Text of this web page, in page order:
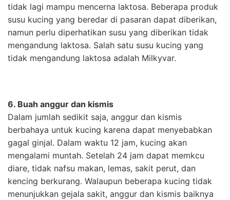
tidak lagi mampu mencerna laktosa. Beberapa produk
susu kucing yang beredar di pasaran dapat diberikan,
namun perlu diperhatikan susu yang diberikan tidak
mengandung laktosa. Salah satu susu kucing yang
tidak mengandung laktosa adalah Milkyvar.
6. Buah anggur dan kismis
Dalam jumlah sedikit saja, anggur dan kismis
berbahaya untuk kucing karena dapat menyebabkan
gagal ginjal. Dalam waktu 12 jam, kucing akan
mengalami muntah. Setelah 24 jam dapat memkcu
diare, tidak nafsu makan, lemas, sakit perut, dan
kencing berkurang. Walaupun beberapa kucing tidak
menunjukkan gejala sakit, anggur dan kismis baiknya